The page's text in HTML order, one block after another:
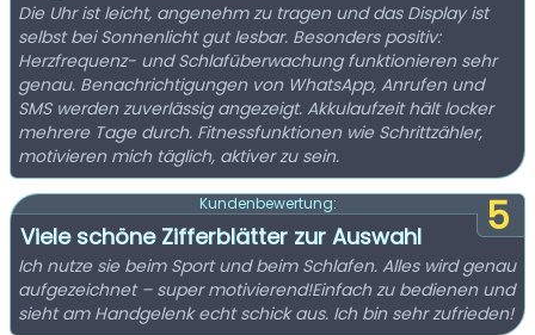
Die Uhr ist leicht, angenehm zu tragen und das Display ist
selbst bei Sonnenlicht gut lesbar. Besonders positiv:
Herzfrequenz- und Schlafüberwachung funktionieren sehr
genau. Benachrichtigungen von WhatsApp, Anrufen und
SMS werden zuverlässig angezeigt. Akkulaufzeit hält locker
mehrere Tage durch. Fitnessfunktionen wie Schrittzähler,
motivieren mich täglich, aktiver zu sein.
5
Kundenbewertung:
Viele schöne Zifferblätter zur Auswahl
Ich nutze sie beim Sport und beim Schlafen. Alles wird genau
aufgezeichnet – super motivierend!Einfach zu bedienen und
sieht am Handgelenk echt schick aus. Ich bin sehr zufrieden!